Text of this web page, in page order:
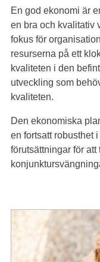
En god ekonomi är
en bra och kvalitativ
fokus för
resurserna på ett
kvaliteten i den
utveckling som
kvaliteten.
Den ekonomiska
en fortsatt robusthet
förutsättningar för